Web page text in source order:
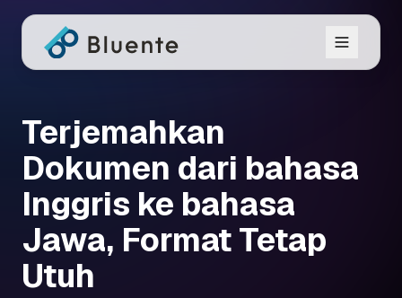
Terjemahkan
Dokumen dari bahasa
Inggris ke bahasa
Jawa, Format Tetap
Utuh